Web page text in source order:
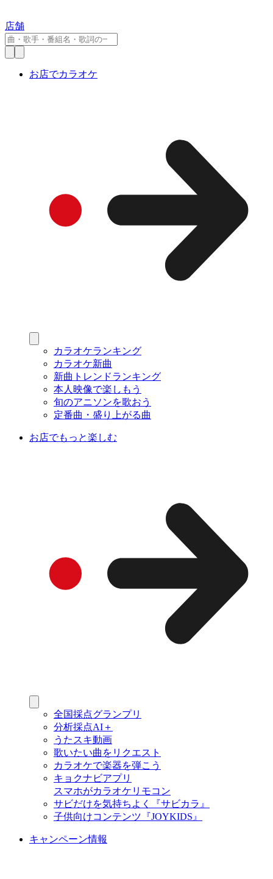
店舗
お店でカラオケ
カラオケランキング
カラオケ新曲
新曲トレンドランキング
本人映像で楽しもう
旬のアニソンを歌おう
定番曲・盛り上がる曲
お店でもっと楽しむ
全国採点グランプリ
分析採点AI＋
うたスキ動画
歌いたい曲をリクエスト
カラオケで楽器を弾こう
キョクナビアプリ
スマホがカラオケリモコン
サビだけを気持ちよく『サビカラ』
子供向けコンテンツ『JOYKIDS』
キャンペーン情報